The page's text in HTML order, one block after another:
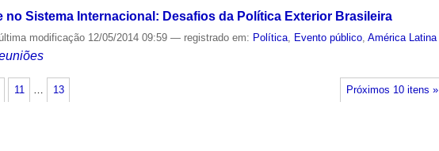
Sistema Internacional: Desafios da Política Exterior Brasileira
última modificação 12/05/2014 09:59— registrado em: Política, Evento público,América Latina
Próximos 10 itens »
11 13